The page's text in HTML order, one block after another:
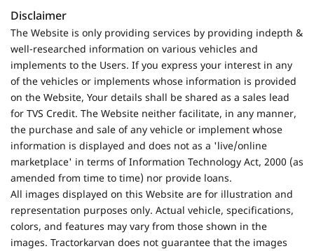
Disclaimer
The Website is only providing services by providing indepth &
well-researched information on various vehicles and
implements to the Users. If you express your interest in any
of the vehicles or implements whose information is provided
on the Website, Your details shall be shared as a sales lead
for TVS Credit. The Website neither facilitate, in any manner,
the purchase and sale of any vehicle or implement whose
information is displayed and does not as a 'live/online
marketplace' in terms of Information Technology Act, 2000 (as
amended from time to time) nor provide loans.
All images displayed on this Website are for illustration and
representation purposes only. Actual vehicle, specifications,
colors, and features may vary from those shown in the
images. Tractorkarvan does not guarantee that the images